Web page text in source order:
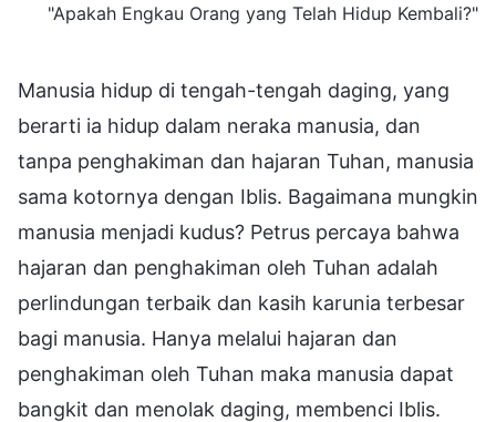
"Apakah Engkau Orang yang Telah Hidup Kembali?"
Manusia hidup di tengah-tengah daging, yang
berarti ia hidup dalam neraka manusia, dan
tanpa penghakiman dan hajaran Tuhan, manusia
sama kotornya dengan Iblis. Bagaimana mungkin
manusia menjadi kudus? Petrus percaya bahwa
hajaran dan penghakiman oleh Tuhan adalah
perlindungan terbaik dan kasih karunia terbesar
bagi manusia. Hanya melalui hajaran dan
penghakiman oleh Tuhan maka manusia dapat
bangkit dan menolak daging, membenci Iblis.